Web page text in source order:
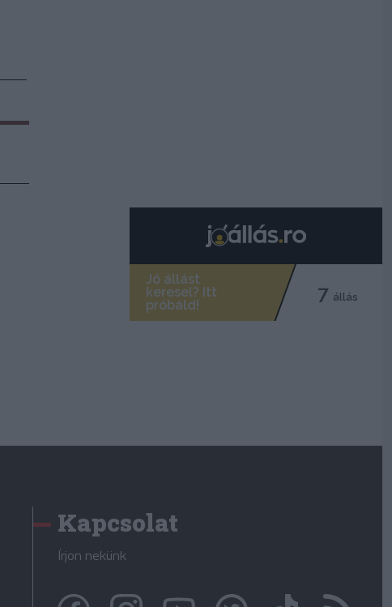
Kapcsolat
Írjon nekünk